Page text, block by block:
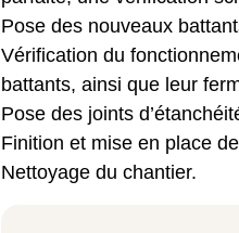
Pose des nouveaux
Vérification du
battants, ainsi que leur
Pose des joints
Finition et mise en place
Nettoyage du chantier.